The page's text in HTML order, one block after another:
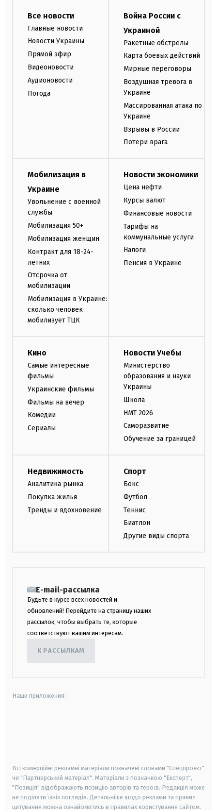
Все новости
Главные новости
Новости Украины
Прямой эфир
Видеоновости
Аудионовости
Погода
Война России с
Украиной
Ракетные обстрелы
Карта боевых действий
Мирные переговоры
Воздушная тревога в
Украине
Массированная атака по
Украине
Взрывы в России
Потери врага
Мобилизация в
Украине
Увольнение с военной
службы
Мобилизация 50+
Мобилизация женщин
Контракт для 18-24-
летних
Отсрочка от
мобилизации
Мобилизация в Украине:
сколько человек
мобилизует ТЦК
Новости экономики
Цена нефти
Курсы валют
Финансовые новости
Тарифы на
коммунальные услуги
Налоги
Пенсия в Украине
Кино
Самые интересные
фильмы
Украинские фильмы
Фильмы на вечер
Комедии
Сериалы
Новости Учебы
Министерство
образования и науки
Украины
Школа
НМТ 2026
Саморазвитие
Обучение за границей
Недвижимость
Аналитика рынка
Покупка жилья
Тренды и вдохновение
Спорт
Бокс
Футбол
Теннис
Биатлон
Другие виды спорта
E-mail-рассылка
Будьте в курсе всех новостей и
обновлений! Перейдите на страницу наших
рассылок, чтобы выбрать те, которые
соответствуют вашим интересам.
К РАССЫЛКАМ
Наши приложения:
Всі комерційні рекламні матеріали позначені словами "Спецпроєкт"
чи "Партнерський матеріал". Матеріали з позначкою "Експерт",
"Позиція" відображають позицію авторів та героїв. Редакція може
не поділяти їхніх поглядів. Детальніше щодо реклами та правил
цитування можна ознайомитись в правилах користування сайтом.